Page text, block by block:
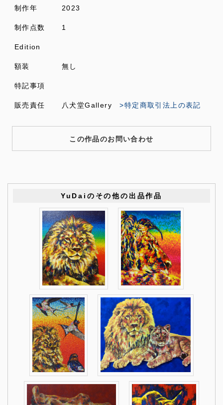
制作年 2023
制作点数 1
Edition
額装 無し
特記事項
販売責任 八犬堂Gallery>特定商取引法上の表記
この作品のお問い合わせ
YuDaiのその他の出品作品